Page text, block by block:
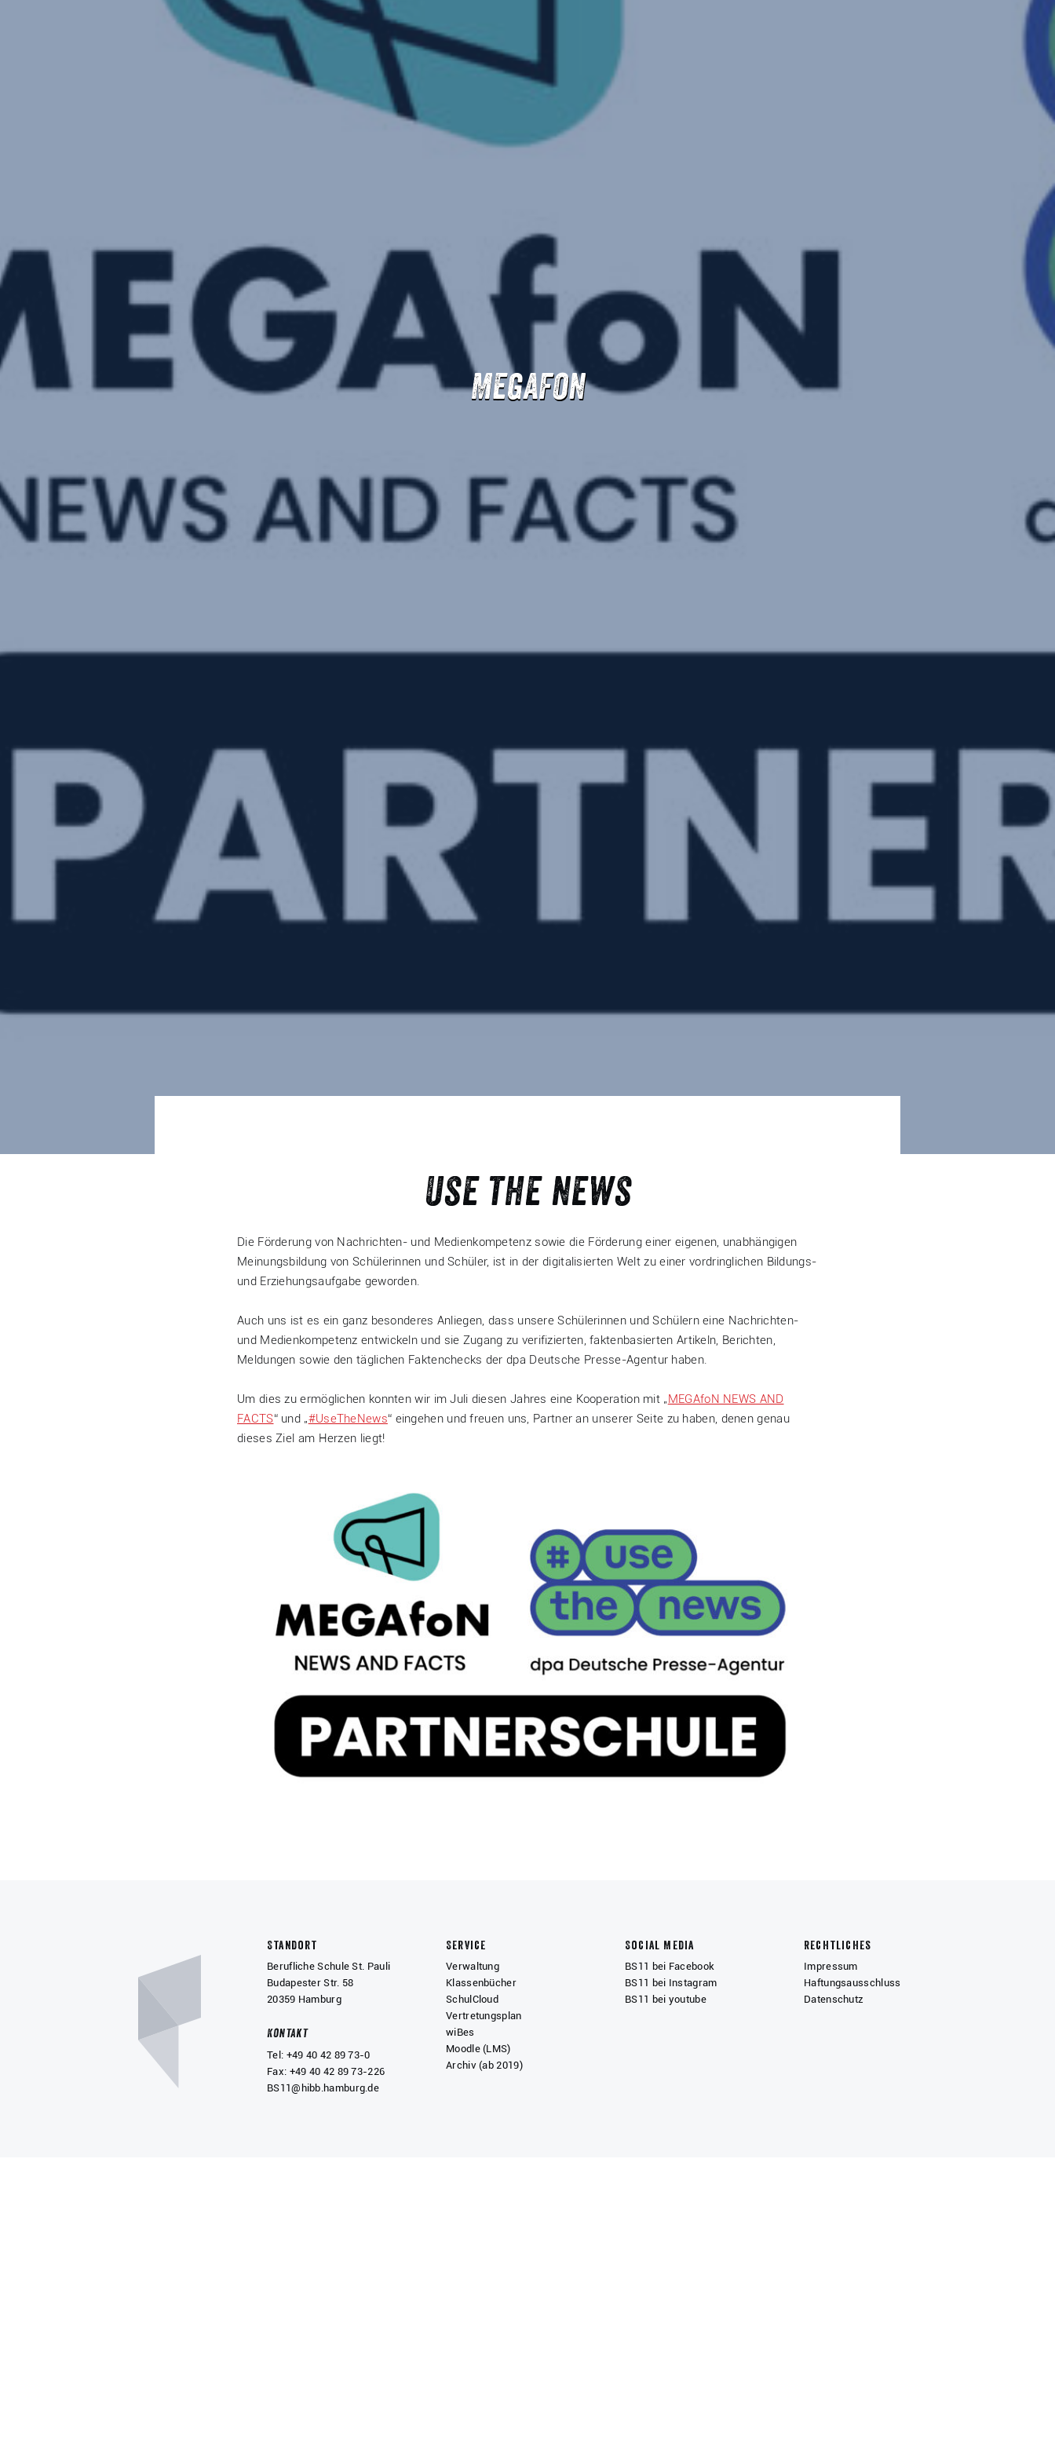
Megafon
Use the news
Die Förderung von Nachrichten- und Medienkompetenz sowie die Förderung einer eigenen, unabhängigen
Meinungsbildung von Schülerinnen und Schüler, ist in der digitalisierten Welt zu einer vordringlichen Bildungs-
und Erziehungsaufgabe geworden.
Auch uns ist es ein ganz besonderes Anliegen, dass unsere Schülerinnen und Schülern eine Nachrichten-
und Medienkompetenz entwickeln und sie Zugang zu verifizierten, faktenbasierten Artikeln, Berichten,
Meldungen sowie den täglichen Faktenchecks der dpa Deutsche Presse-Agentur haben.
Um dies zu ermöglichen konnten wir im Juli diesen Jahres eine Kooperation mit „MEGAfoN NEWS AND
FACTS“ und „#UseTheNews“ eingehen und freuen uns, Partner an unserer Seite zu haben, denen genau
dieses Ziel am Herzen liegt!
Standort
Berufliche Schule St. Pauli
Budapester Str. 58
20359 Hamburg
Kontakt
Tel: +49 40 42 89 73-0
Fax: +49 40 42 89 73-226
BS11@hibb.hamburg.de
Service
Verwaltung
Klassenbücher
SchulCloud
Vertretungsplan
wiBes
Moodle (LMS)
Archiv (ab 2019)
Social Media
BS11 bei Facebook
BS11 bei Instagram
BS11 bei youtube
Rechtliches
Impressum
Haftungsausschluss
Datenschutz